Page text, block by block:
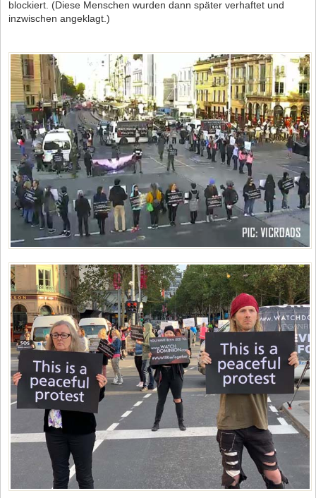
blockiert. (Diese Menschen wurden dann später verhaftet und
inzwischen angeklagt.)